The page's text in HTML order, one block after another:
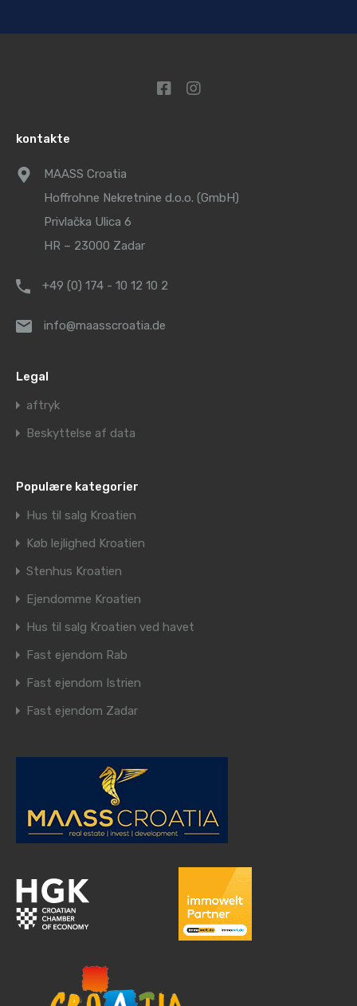
kontakte
MAASS Croatia
Hoffrohne Nekretnine d.o.o. (GmbH)
Privlačka Ulica 6
HR – 23000 Zadar
+49 (0) 174 - 10 12 10 2
info@maasscroatia.de
Legal
aftryk
Beskyttelse af data
Populære kategorier
Hus til salg Kroatien
Køb lejlighed Kroatien
Stenhus Kroatien
Ejendomme Kroatien
Hus til salg Kroatien ved havet
Fast ejendom Rab
Fast ejendom Istrien
Fast ejendom Zadar